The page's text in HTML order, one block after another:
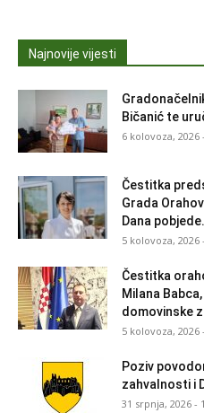
Najnovije vijesti
Bičanić te
6 kolovoza, 2026
Čestitka
Grada
Dana
5 kolovoza, 2026
Čestitka
Milana
domovinske
5 kolovoza, 2026
Poziv
zahvalnosti i
31 srpnja, 2026 -